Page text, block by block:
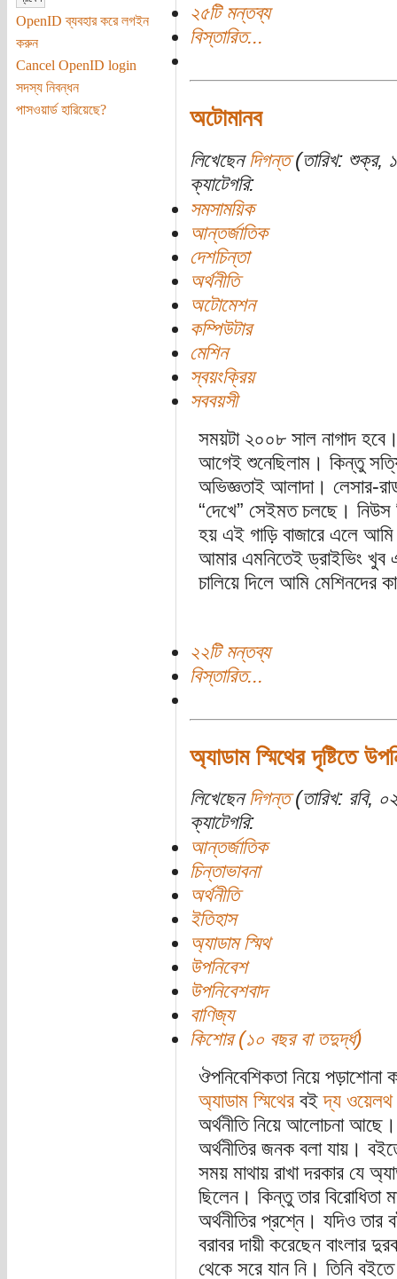
OpenID ব্যবহার করে লগইন
করুন
Cancel OpenID login
সদস্য নিবন্ধন
পাসওয়ার্ড হারিয়েছে?
২৫টি মন্তব্য
বিস্তারিত...
অটোমানব
লিখেছেন দিগন্ত(তারিখ: শুক্র,
ক্যাটেগরি:
সমসাময়িক
আন্তর্জাতিক
দেশচিন্তা
অর্থনীতি
অটোমেশন
কম্পিউটার
মেশিন
স্বয়ংক্রিয়
সববয়সী
সময়টা ২০০৮ সাল নাগাদ
আগেই শুনেছিলাম। কিন্তু সত্যি
অভিজ্ঞতাই আলাদা। লেসার-
“দেখে” সেইমত চলছে। নিউস
হয় এই গাড়ি বাজারে এলে আমি
আমার এমনিতেই ড্রাইভিং খুব
চালিয়ে দিলে আমি মেশিনদের
২২টি মন্তব্য
বিস্তারিত...
অ্যাডাম স্মিথের দৃষ্টিতে
লিখেছেনদিগন্ত(তারিখ: রবি,
ক্যাটেগরি:
আন্তর্জাতিক
চিন্তাভাবনা
অর্থনীতি
ইতিহাস
অ্যাডাম স্মিথ
উপনিবেশ
উপনিবেশবাদ
বাণিজ্য
কিশোর (১০ বছর বা তদুর্দ্ধ)
ঔপনিবেশিকতা নিয়ে পড়াশোনা
অ্যাডাম স্মিথেরবইদ্য
অর্থনীতি নিয়ে আলোচনা
অর্থনীতির জনক বলা যায়।
সময় মাথায় রাখা দরকার যে
ছিলেন। কিন্তু তার বিরোধিতা
অর্থনীতির প্রশ্নে। যদিও তার
বরাবর দায়ী করেছেন বাংলার
থেকে সরে যান নি। তিনি বইতে